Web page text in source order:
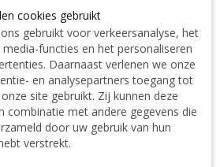
om algen en vuil van
Borstel met gebogen uiteinden en
alle rondingen en hoeken van het
Geschikt voor alle zwembaden, ook met
complete PPG Pollet Pool Group
exclusief BTW via volgende link
Pool Group Catalogus met
cookies gebruikt
gebruikt voor verkeersanalyse, het
functies en het personaliseren
Daarnaast verlenen we onze
en analysepartners toegang tot
site gebruikt. Zij kunnen deze
combinatie met andere gegevens die
door uw gebruik van hun
verstrekt.